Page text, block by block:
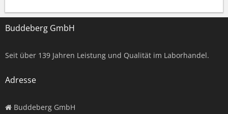
Buddeberg GmbH
Seit über 139 Jahren Leistung und Qualität im Laborhandel.
Adresse
Buddeberg GmbH